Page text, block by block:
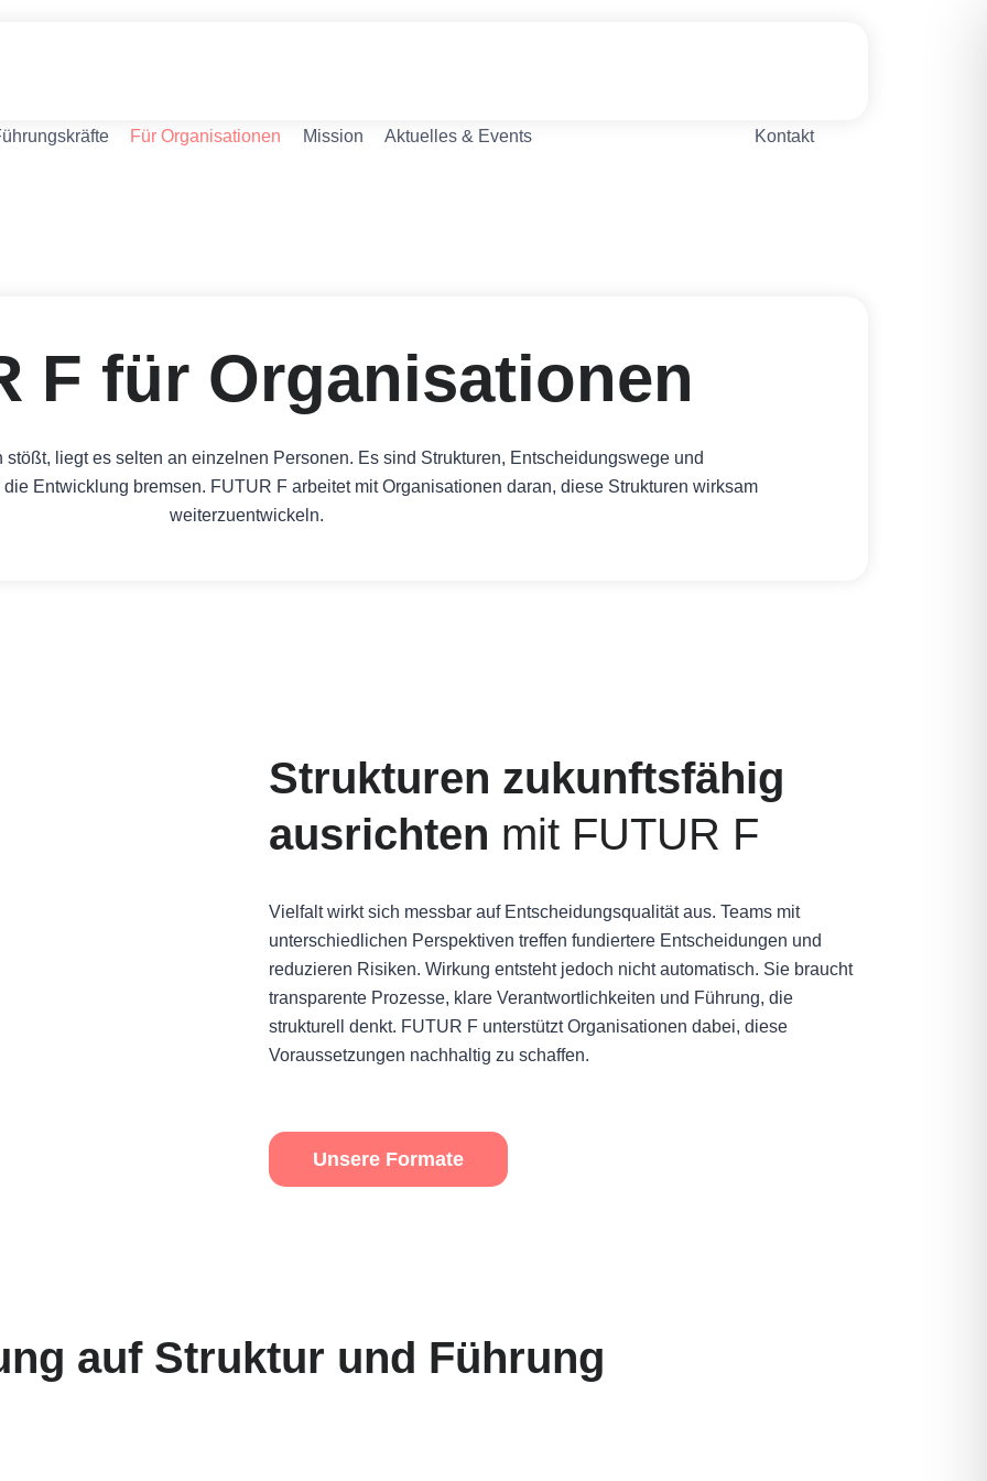
Für Organisationen Mission Aktuelles & Events Kontakt
F für Organisationen
liegt es selten an einzelnen Personen. Es sind Strukturen, Entscheidungswege und
Entwicklung bremsen. FUTUR F arbeitet mit Organisationen daran, diese Strukturen wirksam
weiterzuentwickeln.
Strukturen zukunftsfähig
ausrichten mit FUTUR F
Vielfalt wirkt sich messbar auf Entscheidungsqualität aus. Teams mit
unterschiedlichen Perspektiven treffen fundiertere Entscheidungen und
reduzieren Risiken. Wirkung entsteht jedoch nicht automatisch. Sie braucht
transparente Prozesse, klare Verantwortlichkeiten und Führung, die
strukturell denkt. FUTUR F unterstützt Organisationen dabei, diese
Voraussetzungen nachhaltig zu schaffen.
Unsere Formate
auf Struktur und Führung